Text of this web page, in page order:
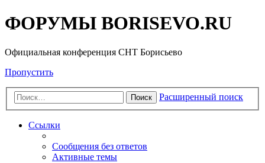
ФОРУМЫ BORISEVO.RU
Официальная конференция СНТ Борисьево
Пропустить
Поиск Расширенный поиск
Ссылки
Сообщения без ответов
Активные темы